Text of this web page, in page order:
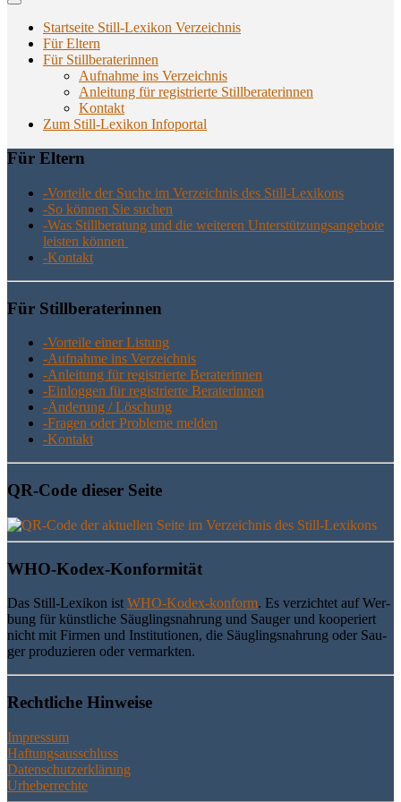
Startseite Still-Lexikon Verzeichnis
Für Eltern
Für Stillberaterinnen
Aufnahme ins Verzeichnis
Anlei­tung für regis­trier­te Stillberaterinnen
Kon­takt
Zum Still-Lexikon Infoportal
Für Eltern
-Vor­tei­le der Suche im Ver­zeich­nis des Still-Lexikons
-So kön­nen Sie suchen
-Was Still­be­ra­tung und die wei­te­ren Unter­stüt­zungs­an­ge­bo­te
leis­ten können
-Kon­takt
Für Still­be­ra­te­rin­nen
-Vor­tei­le einer Listung
-Auf­nah­me ins Verzeichnis
-Anlei­tung für regis­trier­te Beraterinnen
-Ein­log­gen für regis­trier­te Beraterinnen
-Ände­rung / Löschung
-Fra­gen oder Pro­ble­me melden
-Kon­takt
QR-Code die­ser Seite
WHO-Kodex-Kon­for­mi­tät
Das Still-Lexi­kon ist WHO-Kodex-kon­form. Es ver­zich­tet auf Wer­
bung für künst­li­che Säug­lings­nah­rung und Sau­ger und koope­riert
nicht mit Fir­men und Insti­tu­tio­nen, die Säug­lings­nah­rung oder Sau­
ger pro­du­zie­ren oder vermarkten.
Recht­li­che Hinweise
Impressum
Haftungsausschluss
Datenschutzerklärung
Urheberrechte